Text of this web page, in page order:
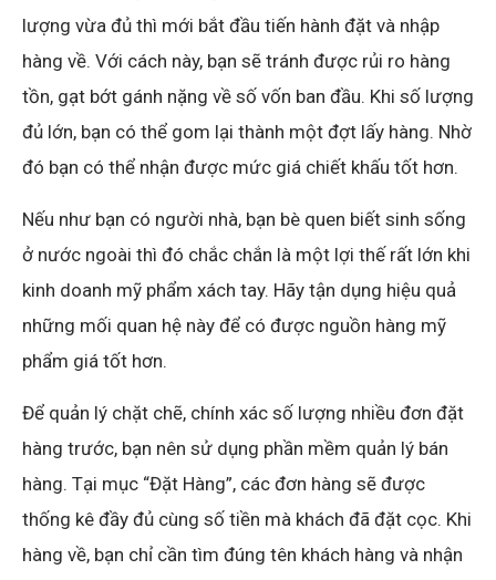
lượng vừa đủ thì mới bắt đầu tiến hành đặt và nhập
hàng về. Với cách này, bạn sẽ tránh được rủi ro hàng
tồn, gạt bớt gánh nặng về số vốn ban đầu. Khi số lượng
đủ lớn, bạn có thể gom lại thành một đợt lấy hàng. Nhờ
đó bạn có thể nhận được mức giá chiết khấu tốt hơn.
Nếu như bạn có người nhà, bạn bè quen biết sinh sống
ở nước ngoài thì đó chắc chắn là một lợi thế rất lớn khi
kinh doanh mỹ phẩm xách tay. Hãy tận dụng hiệu quả
những mối quan hệ này để có được nguồn hàng mỹ
phẩm giá tốt hơn.
Để quản lý chặt chẽ, chính xác số lượng nhiều đơn đặt
hàng trước, bạn nên sử dụng phần mềm quản lý bán
hàng. Tại mục “Đặt Hàng”, các đơn hàng sẽ được
thống kê đầy đủ cùng số tiền mà khách đã đặt cọc. Khi
hàng về, bạn chỉ cần tìm đúng tên khách hàng và nhận